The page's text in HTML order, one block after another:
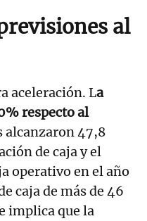
al
aceleración. La
respecto al
alcanzaron 47,8
de caja y el
operativo en el año
caja de más de 46
implica que la